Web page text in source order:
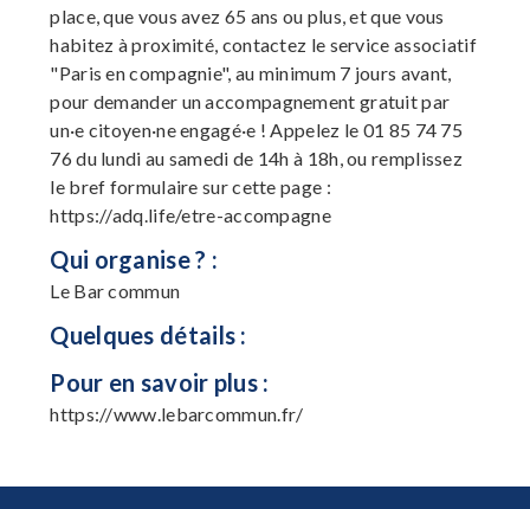
place, que vous avez 65 ans ou plus, et que vous
habitez à proximité, contactez le service associatif
"Paris en compagnie", au minimum 7 jours avant,
pour demander un accompagnement gratuit par
un·e citoyen·ne engagé·e ! Appelez le 01 85 74 75
76 du lundi au samedi de 14h à 18h, ou remplissez
le bref formulaire sur cette page :
https://adq.life/etre-accompagne
Qui organise ? :
Le Bar commun
Quelques détails :
Pour en savoir plus :
https://www.lebarcommun.fr/